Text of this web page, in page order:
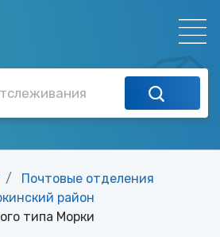
Почтовые отделения
район
типа Морки